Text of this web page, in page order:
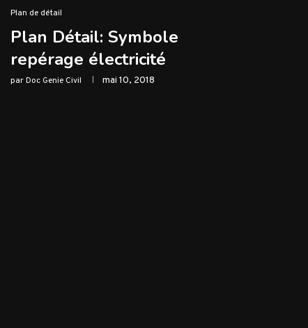
Plan de détail
Plan Détail: Symbole
repérage électricité
parDoc Genie Civil mai 10, 2018